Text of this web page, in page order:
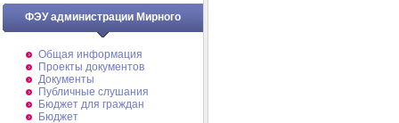
ФЭУ администрации Мирного
Общая информация
Проекты документов
Документы
Публичные слушания
Бюджет для граждан
Бюджет